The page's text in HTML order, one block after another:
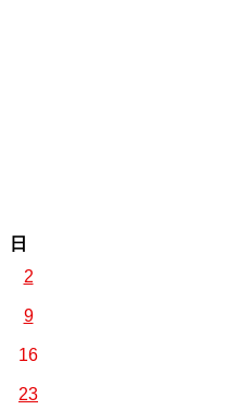
日
2
9
16
23